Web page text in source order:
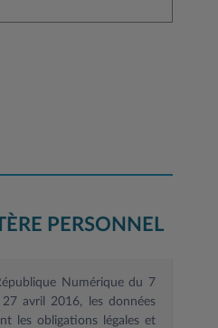
PERSONNEL
Numérique du 7
avril 2016, les données
les obligations légales et